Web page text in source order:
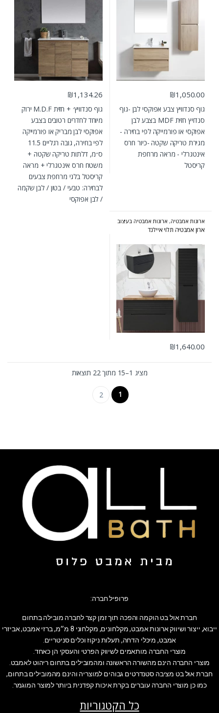
₪1,050.00
גוף סנדוויץ צבע אפוקסי לבן -גוף
סנדויץ חזית MDF בצבע לבן
אפוקסי או פורמייקה לפי בחירה -
מגירת טריקה שקטה -כיור חרס
אינטגרלי - מראה מרחפת
קריסטל
₪1,134.26
גוף סנדוויץ׳ + חזית M.D.F ירוק
מיוחד לחדרים רטובים בצבע
אפוקסי לבן מבריק או פורמייקה
לפי בחירה, גובה רגליים 11.5
ס״מ, דלתות טריקה שקטה +
משטח חרס אינטגרלי + מראה
קריסטל בלגי מרחפת צבעים
לבחירה: טבעי / בטון / לבן שקמה
/ לבן אפוקסי
ארונות אמבטיה, ארונות אמבטיה בעיצוב
הייטקי,ארונות אמבטיה מעוצבים
ארונות אמבטיה מרחפים,
ארון אמבטיה תלוי איילנד
₪1,640.00
מציג 1–15 מתוך 22 תוצאות
1
2
פרופיל חברה:
חברת אול בט הוקמה והפכה תוך זמן קצר לחברה מובילה בתחום
ייבוא, ייצור ושיווק ארונות אמבט, מקלחונים, מקלחוני 8 מ״מ, ברזי אמבט, אביזרי
אמבט, מיכלי הדחה, תעלות ניקוז וכלים סניטריים.
מוצרי החברה מותאמים לשיווק הפרטי והעסקי הן כאחד.
מוצרי החברה הינם מהשורה הראשונה ומהמובילים בתחום ריהוט לאמבט.
חברת אול בט מציבה סטנדרטים גבוהים למוצריה והינם מהמובילים בתחום,
כמו כן מוצרי החברה עוברים בקרת איכות קפדנית ביותר למוצר המוגמר.
כל הקטגוריות